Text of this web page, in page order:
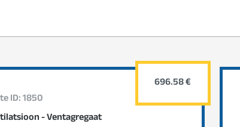
ID: 1850
- Ventagregaat
696.58 €